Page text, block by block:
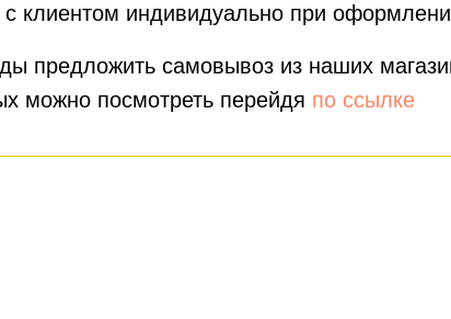
с клиентом индивидуально при
предложить самовывоз из наших
можно посмотреть перейдя по ссылке